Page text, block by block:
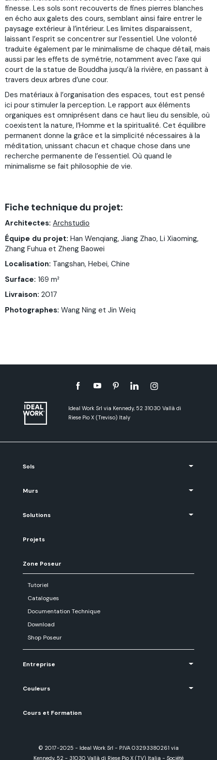
finesse. Les sols sont recouverts de fines pierres blanches
en écho aux galets des cours, semblant ainsi faire entrer le
paysage extérieur à l’intérieur. Les limites disparaissent,
laissant l’esprit se concentrer sur l’essentiel. Une volonté
traduite également par le minimalisme de chaque détail, mais
aussi par les effets de symétrie, notamment avec l’axe qui
court de la statue de Bouddha jusqu’à la rivière, en passant à
travers deux arbres d’une cour.
Des matériaux à l’organisation des espaces, tout est pensé
ici pour stimuler la perception. Le rapport aux éléments
organiques est omniprésent dans ce haut lieu du sensible, où
coexistent la nature, l’Homme et la spiritualité. Cet équilibre
permanent donne la grâce et la simplicité nécessaires à la
méditation, unissant chacun et chaque chose dans une
recherche permanente de l’essentiel. Où quand le
minimalisme se fait philosophie de vie.
Fiche technique du projet:
Architectes: Archstudio
Équipe du projet: Han Wenqiang, Jiang Zhao, Li Xiaoming,
Zhang Fuhua et Zheng Baowei
Localisation: Tangshan, Hebei, Chine
Surface: 169 m²
Livraison: 2017
Photographes: Wang Ning et Jin Weiq
Ideal Work Srl via Kennedy, 52 31030 Vallà di
Riese Pio X (Treviso) Italy
Sols
Murs
Solutions
Projets
Zone Poseur
Tutoriel
Catalogues
Documentation Technique
Download
Shop Poseur
Entreprise
Couleurs
Cours et Formation
© 2017-2025 - Ideal Work Srl - P.IVA 03293380261 via
Kennedy, 52 - 31030 Vallà di Riese Pio X (TV) Italia - Société